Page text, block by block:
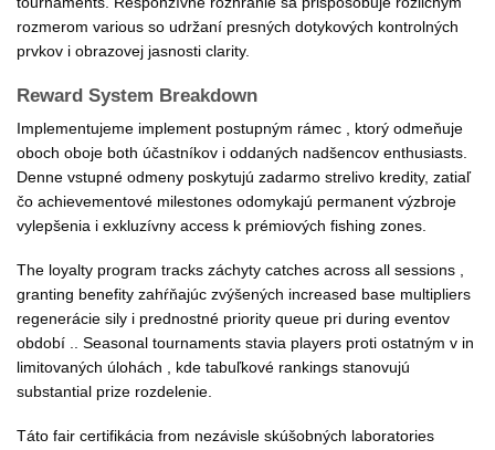
rozmerom various so udržaní presných dotykových kontrolných
prvkov i obrazovej jasnosti clarity.
Reward System Breakdown
Implementujeme implement postupným rámec , ktorý odmeňuje
oboch oboje both účastníkov i oddaných nadšencov enthusiasts.
Denne vstupné odmeny poskytujú zadarmo strelivo kredity, zatiaľ
čo achievementové milestones odomykajú permanent výzbroje
vylepšenia i exkluzívny access k prémiových fishing zones.
The loyalty program tracks záchyty catches across all sessions ,
granting benefity zahŕňajúc zvýšených increased base multipliers
regenerácie sily i prednostné priority queue pri during eventov
období .. Seasonal tournaments stavia players proti ostatným v in
limitovaných úlohách , kde tabuľkové rankings stanovujú
substantial prize rozdelenie.
Táto fair certifikácia from nezávisle skúšobných laboratories